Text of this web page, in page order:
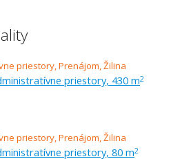
priestory, 430 m2
priestory, 80 m2